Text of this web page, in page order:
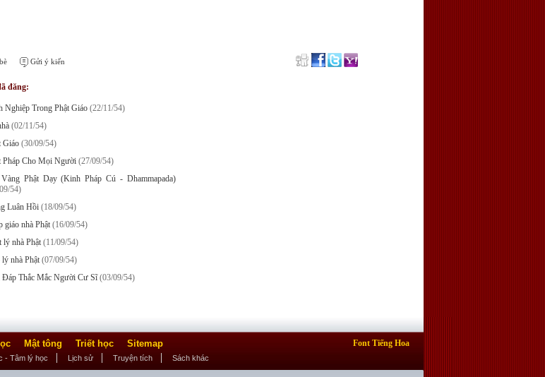
Gửi ý kiến
đăng:
Nghiệp Trong Phật Giáo (22/11/54)
(02/11/54)
Giáo (30/09/54)
Pháp Cho Mọi Người (27/09/54)
Phật Dạy (Kinh Pháp Cú - Dhammapada)
54)
Luân Hồi (18/09/54)
giáo nhà Phật (16/09/54)
lý nhà Phật (11/09/54)
nhà Phật (07/09/54)
Đáp Thắc Mắc Người Cư Sĩ (03/09/54)
Mật tông Triết học Sitemap Font Tiếng Hoa
- Tâm lý học Lịch sử Truyện tích Sách khác